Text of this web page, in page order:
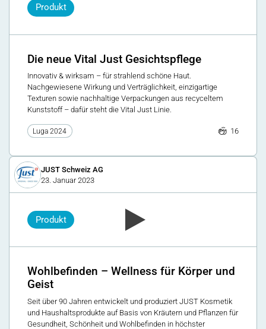
Produkt
Die neue Vital Just Gesichtspflege
Innovativ & wirksam – für strahlend schöne Haut.
Nachgewiesene Wirkung und Verträglichkeit, einzigartige
Texturen sowie nachhaltige Verpackungen aus recyceltem
Kunststoff – dafür steht die Vital Just Linie.
Luga 2024 16
JUST Schweiz AG
23. Januar 2023
Produkt
Wohlbefinden – Wellness für Körper und
Geist
Seit über 90 Jahren entwickelt und produziert JUST Kosmetik
und Haushaltsprodukte auf Basis von Kräutern und Pflanzen für
Gesundheit, Schönheit und Wohlbefinden in höchster